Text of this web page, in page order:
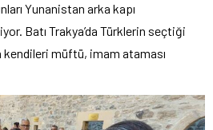
Yunanistan arka kapı
Batı Trakya’da Türklerin seçtiği
müftü, imam ataması